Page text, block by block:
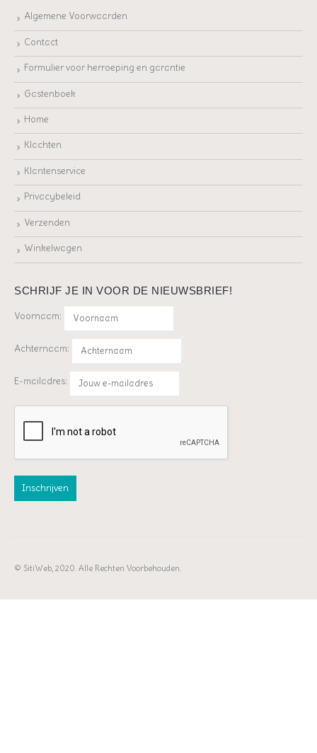
Algemene Voorwaarden
Contact
Formulier voor herroeping en garantie
Gastenboek
Home
Klachten
Klantenservice
Privacybeleid
Verzenden
Winkelwagen
SCHRIJF JE IN VOOR DE NIEUWSBRIEF!
Voornaam:
Achternaam:
E-mailadres:
© SitiWeb, 2020. Alle Rechten Voorbehouden.